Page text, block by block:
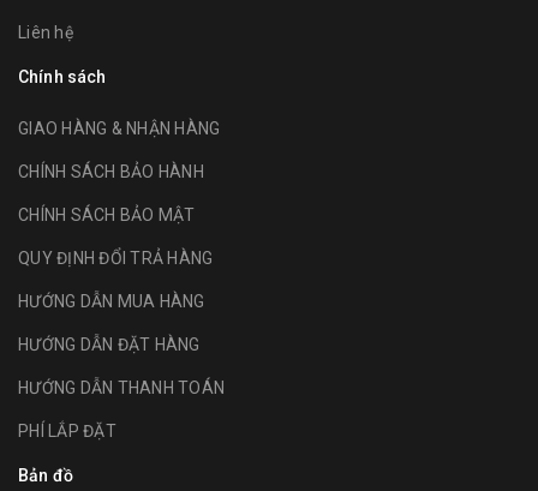
Liên hệ
Chính sách
GIAO HÀNG & NHẬN HÀNG
CHÍNH SÁCH BẢO HÀNH
CHÍNH SÁCH BẢO MẬT
QUY ĐỊNH ĐỔI TRẢ HÀNG
HƯỚNG DẪN MUA HÀNG
HƯỚNG DẪN ĐẶT HÀNG
HƯỚNG DẪN THANH TOÁN
PHÍ LẮP ĐẶT
Bản đồ